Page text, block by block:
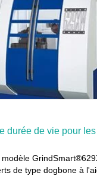
durée de vie pour
de type dogbone à